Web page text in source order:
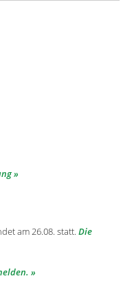
am 26.08. statt. Die